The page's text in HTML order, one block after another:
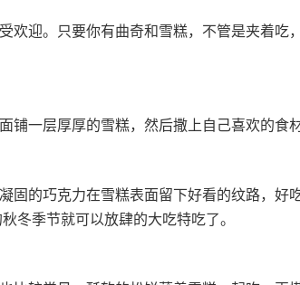
欢迎。只要你有曲奇和雪糕，不管是夹着吃
一层厚厚的雪糕，然后撒上自己喜欢的食
固的巧克力在雪糕表面留下好看的纹路，好
冬季节就可以放肆的大吃特吃了。